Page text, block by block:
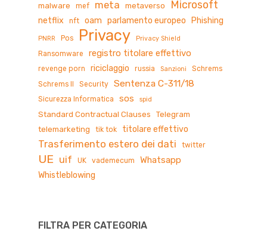
malware mef meta metaverso Microsoft
netflix nft oam parlamento europeo Phishing
PNRR Pos Privacy Privacy Shield
Ransomware registro titolare effettivo
revenge porn riciclaggio russia Sanzioni
Schrems
Schrems II
Security Sentenza C-311/18
Sicurezza Informatica sos spid
Standard Contractual Clauses
Telegram
telemarketing
tik tok titolare effettivo
Trasferimento estero dei dati twitter
UE uif UK vademecum Whatsapp
Whistleblowing
FILTRA PER CATEGORIA